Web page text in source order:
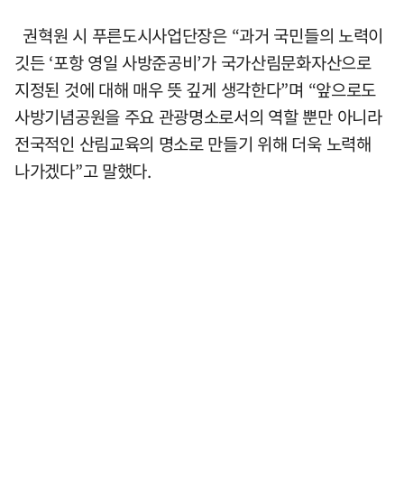
권혁원 시 푸른도시사업단장은 “과거 국민들의 노력이
깃든 ‘포항 영일 사방준공비’가 국가산림문화자산으로
지정된 것에 대해 매우 뜻 깊게 생각한다”며 “앞으로도
사방기념공원을 주요 관광명소로서의 역할 뿐만 아니라
전국적인 산림교육의 명소로 만들기 위해 더욱 노력해
나가겠다”고 말했다.